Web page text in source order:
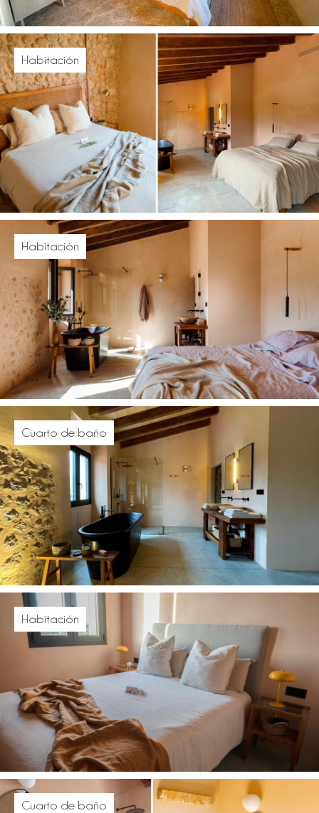
Habitación
Habitación
Cuarto de baño
Habitación
Cuarto de baño